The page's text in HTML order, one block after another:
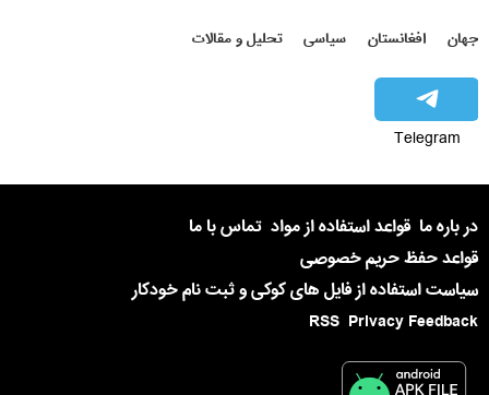
جهان افغانستان سیاسی تحلیل و مقالات
Telegram
در باره ما قواعد استفاده از مواد تماس با ما
قواعد حفظ حریم خصوصی
سیاست استفاده از فایل های کوکی و ثبت نام خودکار
Privacy Feedback
RSS